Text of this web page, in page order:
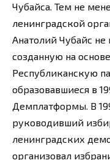
Чубайса. Тем не
ленинградской
Анатолий Чубайс
созданную на
Республиканскую
образовавшиеся в
Демплатформы. В
руководивший
ленинградских
организовал